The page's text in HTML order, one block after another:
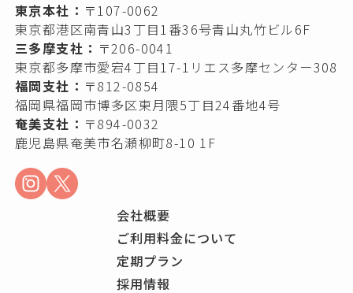
東京本社： 〒107-0062
東京都港区南青山3丁目1番36号青山丸竹ビル6F
三多摩支社： 〒206-0041
東京都多摩市愛宕4丁目17-1リエス多摩センター308
福岡支社： 〒812-0854
福岡県福岡市博多区東月隈5丁目24番地4号
奄美支社： 〒894-0032
鹿児島県奄美市名瀬柳町8-10 1F
会社概要
ご利用料金について
定期プラン
採用情報